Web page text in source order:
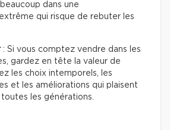
dans une
qui risque de rebuter les
: Si vous comptez vendre dans les
gardez en tête la valeur de
les choix intemporels, les
et les améliorations qui plaisent
les générations.